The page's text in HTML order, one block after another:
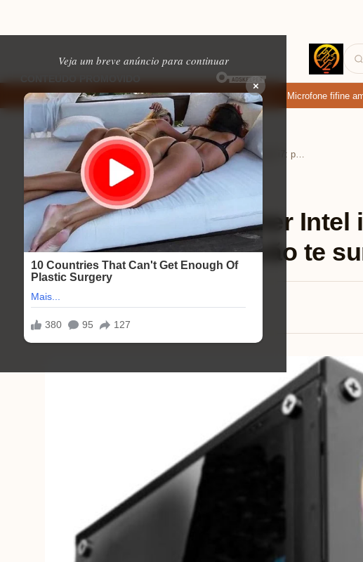
Veja um breve anúncio para continuar
×
EM ALTA
baixar: apps de namoro que permitem enviar fotos e vídeos Microfone fifine am8:
Home › Eletrônicos ›
Eletrônicos ⏱ 8 min de leitura
Review do PC Gamer Intel
desempenho que vão te